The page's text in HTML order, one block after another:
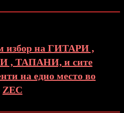
избор на ГИТАРИ ,
, ТАПАНИ, и сите
на едно место во
ZEC